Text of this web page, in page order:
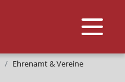
Ehrenamt & Vereine